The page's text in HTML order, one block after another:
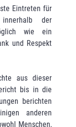
Eintreten für
der
wie ein
und Respekt
aus dieser
bis in die
berichten
anderen
Menschen,